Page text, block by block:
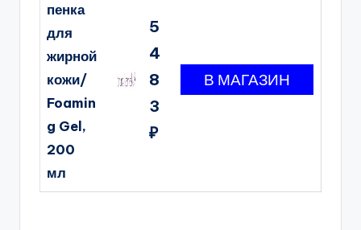
пенка
для
жирной
кожи/
Foamin
g Gel,
200
мл
5
4
8
3
₽